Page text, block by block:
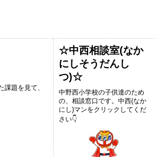
題を見て、
☆中西相談室(なか
にしそうだんし
つ)☆
中野西小学校の子供達のため
の、相談窓口です。中西(なか
にし)マンをクリックしてくだ
さい👇